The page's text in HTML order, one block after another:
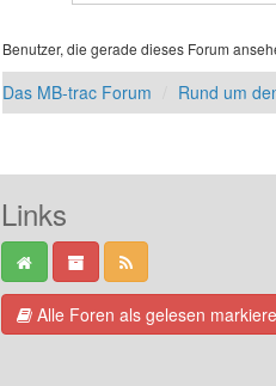
Benutzer, die gerade dieses Forum
Das MB-trac Forum Rund um
Links
Alle Foren als gelesen